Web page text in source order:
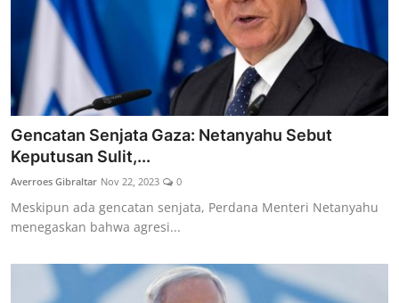
Gencatan Senjata Gaza: Netanyahu Sebut
Keputusan Sulit,...
Averroes Gibraltar Nov 22, 2023 0
Meskipun ada gencatan senjata, Perdana Menteri Netanyahu
menegaskan bahwa agresi...